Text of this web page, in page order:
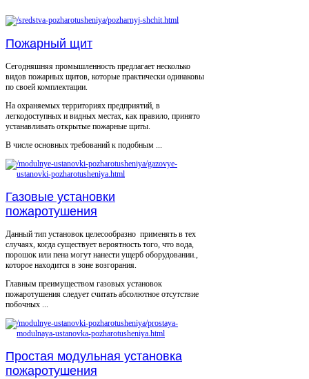
Пожарный щит
Сегодняшняя промышленность предлагает несколько
видов пожарных щитов, которые практически одинаковы
по своей комплектации.
На охраняемых территориях предприятий, в
легкодоступных и видных местах, как правило, принято
устанавливать открытые пожарные щиты.
В числе основных требований к подобным ...
Газовые установки
пожаротушения
Данный тип установок целесообразно применять в тех
случаях, когда существует вероятность того, что вода,
порошок или пена могут нанести ущерб оборудовании.,
которое находится в зоне возгорания.
Главным преимуществом газовых установок
пожаротушения следует считать абсолютное отсутствие
побочных ...
Простая модульная установка
пожаротушения